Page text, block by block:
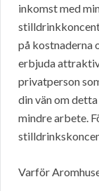
inkomst med
på kostnaderna
erbjuda
privatperson
din vän om
mindre arbete.
Varför